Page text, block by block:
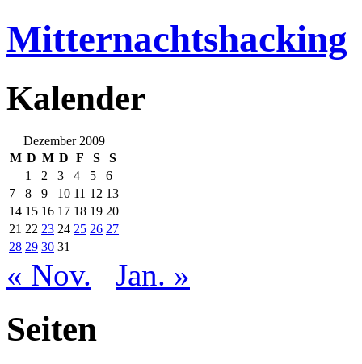
Mitternachtshacking
Kalender
Dezember 2009
M D M D F S
S
1
2 3 4 5
6
7
8 9 10 11 12 13
14 15 16 17 18 19 20
21 22 23 24 25 26 27
28 29 30 31
« Nov. Jan. »
Seiten